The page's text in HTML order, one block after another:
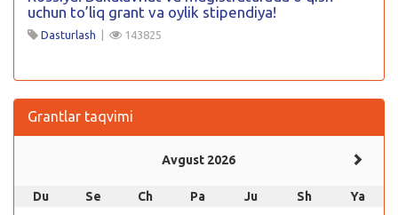
uchun to’liq grant va oylik stipendiya!
Dasturlash | 143825
Grantlar taqvimi
Avgust 2026
Du Se Ch Pa Ju Sh
Ya